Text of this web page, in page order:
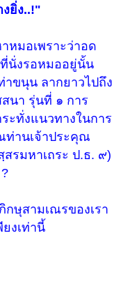
งยิ่ง..!"
หมอเพราะว่าอด
นั่งรอหมออยู่นั้น
าขนุน ลากยาวไปถึง
นา รุ่นที่ ๑ การ
ะทั่งแนวทางในการ
ท่านเจ้าประคุณ
รมหาเถระ ป.ธ. ๙)
ษุสามเณรของเรา
งเท่านี้